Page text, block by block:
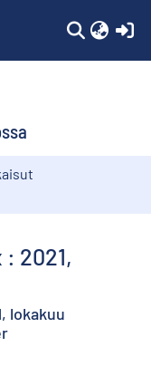
2021,
lokakuu